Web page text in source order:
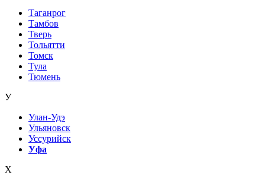
Таганрог
Тамбов
Тверь
Тольятти
Томск
Тула
Тюмень
У
Улан-Удэ
Ульяновск
Уссурийск
Уфа
Х